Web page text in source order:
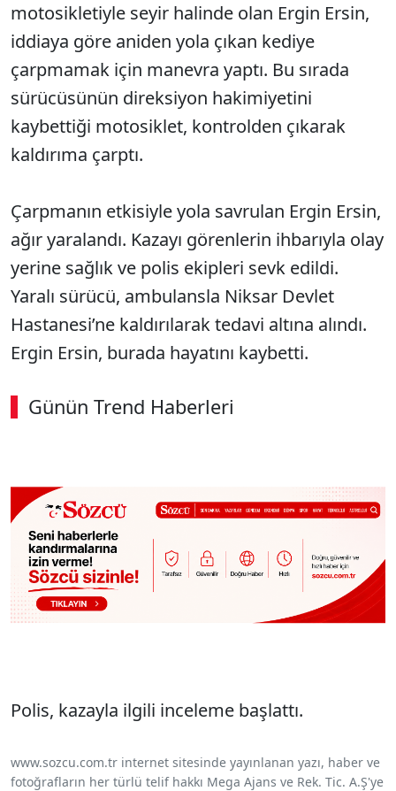
motosikletiyle seyir halinde olan Ergin Ersin,
iddiaya göre aniden yola çıkan kediye
çarpmamak için manevra yaptı. Bu sırada
sürücüsünün direksiyon hakimiyetini
kaybettiği motosiklet, kontrolden çıkarak
kaldırıma çarptı.
Çarpmanın etkisiyle yola savrulan Ergin Ersin,
ağır yaralandı. Kazayı görenlerin ihbarıyla olay
yerine sağlık ve polis ekipleri sevk edildi.
Yaralı sürücü, ambulansla Niksar Devlet
Hastanesi’ne kaldırılarak tedavi altına alındı.
Ergin Ersin, burada hayatını kaybetti.
Günün Trend Haberleri
00:02 / 09:15
Polis, kazayla ilgili inceleme başlattı.
www.sozcu.com.tr internet sitesinde yayınlanan yazı, haber ve
fotoğrafların her türlü telif hakkı Mega Ajans ve Rek. Tic. A.Ş'ye